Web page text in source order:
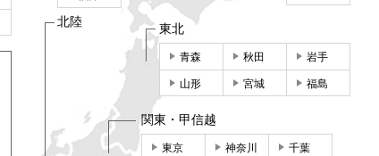
東北
青森 秋田 岩手
山形 宮城 福島
関東・甲信越
東京 神奈川 千葉
北陸